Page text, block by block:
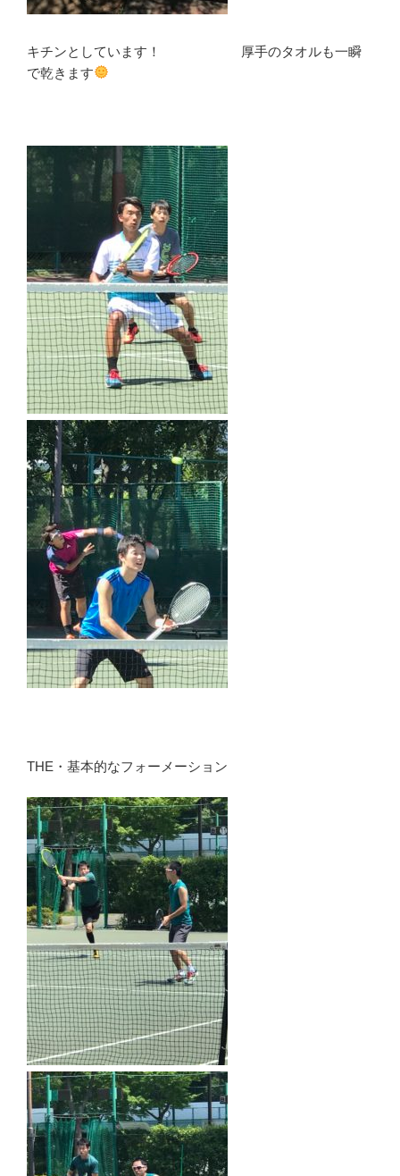
キチンとしています！ 厚手のタオルも一瞬
で乾きます
THE・基本的なフォーメーション